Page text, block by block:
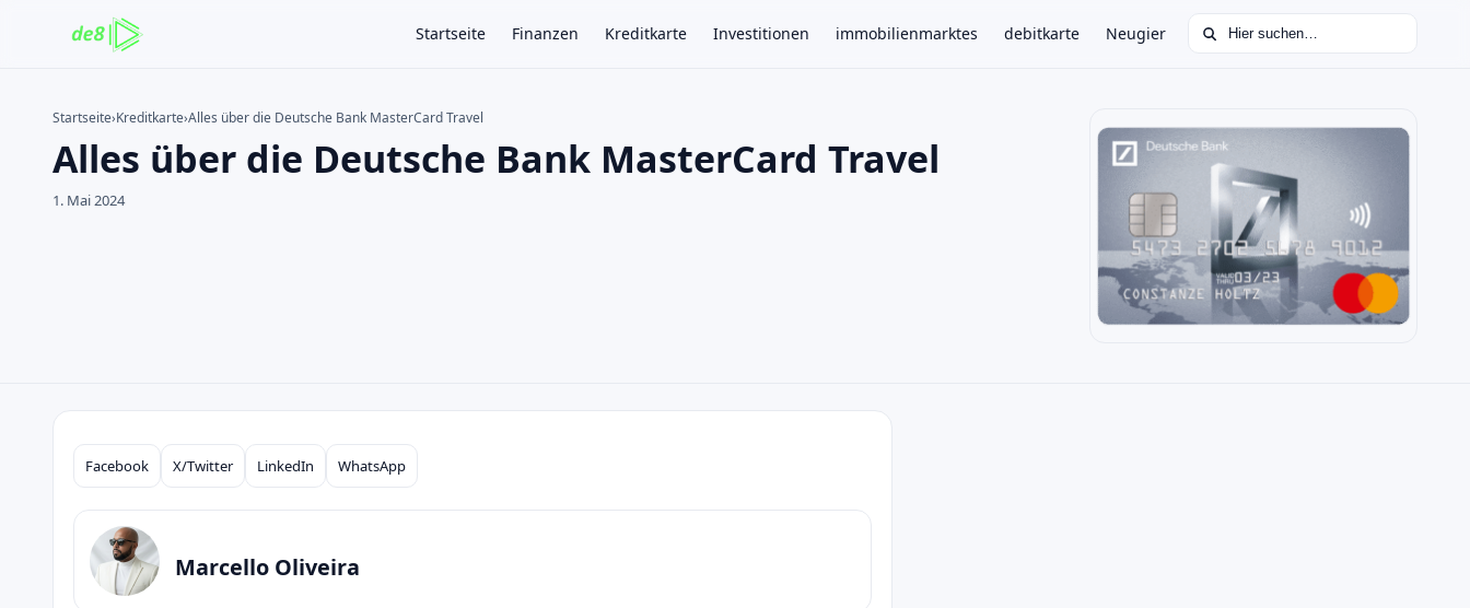
Startseite Finanzen Kreditkarte Investitionen immobilienmarktes debitkarte Neugier Suchen nach:
Auf der Website suchen ×
Startseite›Kreditkarte›Alles über die Deutsche Bank MasterCard Travel
Alles über die Deutsche Bank MasterCard Travel
1. Mai 2024
Compartilhar
Facebook X/Twitter LinkedIn WhatsApp
Marcello Oliveira